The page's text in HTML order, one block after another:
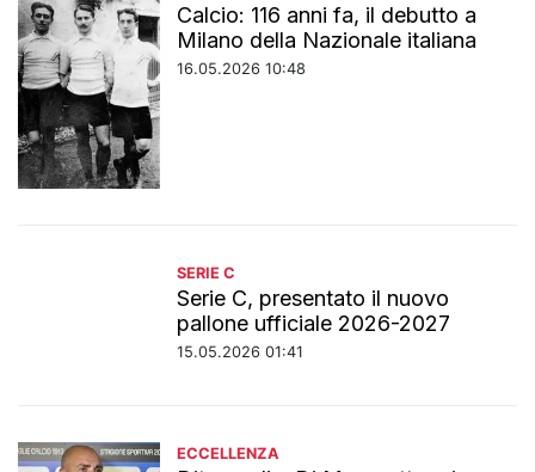
Calcio: 116 anni fa, il debutto a
Milano della Nazionale italiana
16.05.2026 10:48
SERIE C
Serie C, presentato il nuovo
pallone ufficiale 2026-2027
15.05.2026 01:41
ECCELLENZA